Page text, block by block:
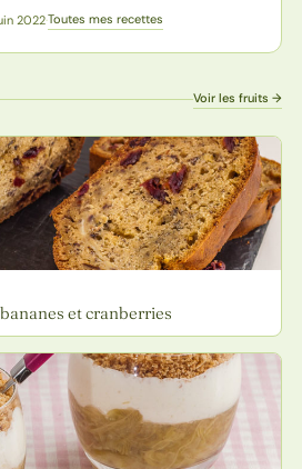
2022·Toutes mes recettes
Voir les fruits →
et cranberries